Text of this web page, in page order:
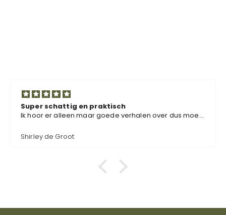
Super schattig en praktisch
Ik hoor er alleen maar goede verhalen over dus moest
functioneel.
Shirley de Groot